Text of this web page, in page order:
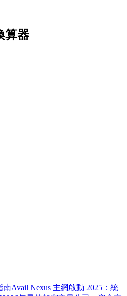
算器
南Avail Nexus 主網啟動 2025：統